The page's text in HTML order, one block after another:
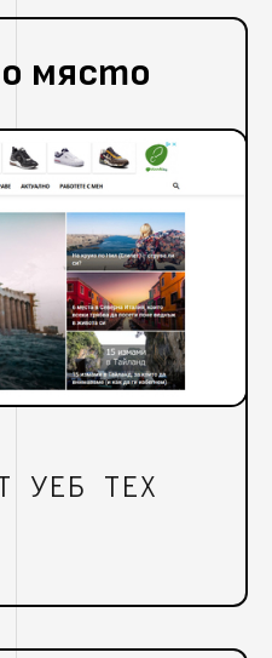
място
УЕБ ТЕХ